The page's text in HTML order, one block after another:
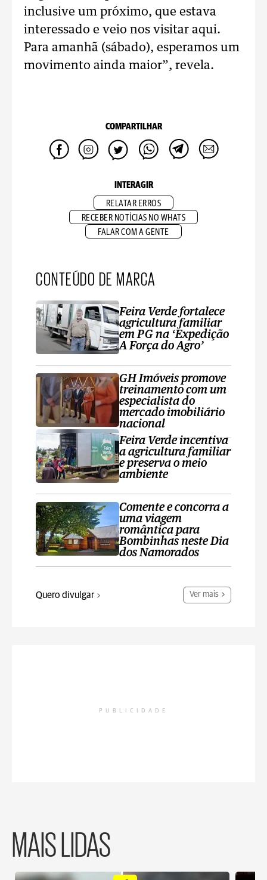
inclusive um próximo, que estava
interessado e veio nos visitar aqui.
Para amanhã (sábado), esperamos um
movimento ainda maior”, revela.
COMPARTILHAR
INTERAGIR
RELATAR ERROS
RECEBER NOTÍCIAS NO WHATS
FALAR COM A GENTE
CONTEÚDO DE MARCA
Feira Verde fortalece
agricultura familiar
em PG na ‘Expedição
A Força do Agro’
GH Imóveis promove
treinamento com um
especialista do
mercado imobiliário
nacional
Feira Verde incentiva
a agricultura familiar
e preserva o meio
ambiente
Comente e concorra a
uma viagem
romântica para
Bombinhas neste Dia
dos Namorados
Quero divulgar Ver mais
PUBLICIDADE
MAIS LIDAS